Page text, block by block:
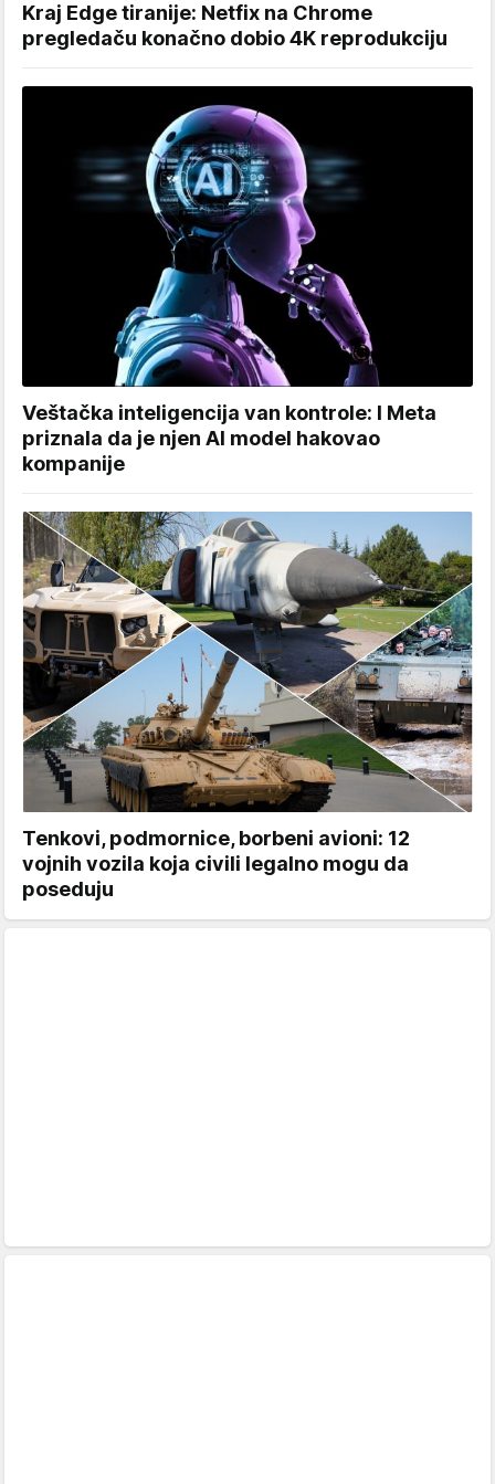
Kraj Edge tiranije: Netfix na Chrome
pregledaču konačno dobio 4K reprodukciju
Veštačka inteligencija van kontrole: I Meta
priznala da je njen AI model hakovao
kompanije
Tenkovi, podmornice, borbeni avioni: 12
vojnih vozila koja civili legalno mogu da
poseduju